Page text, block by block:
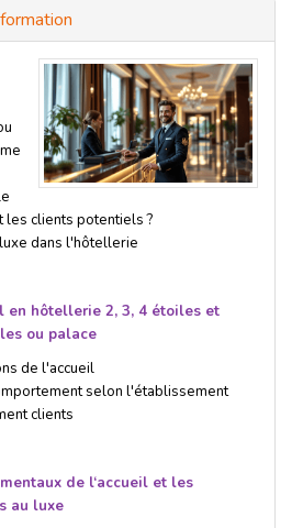
les clients potentiels ?
dans l'hôtellerie
en hôtellerie 2, 3, 4 étoiles et
ou palace
de l'accueil
selon l'établissement
clients
de l‘accueil et les
au luxe